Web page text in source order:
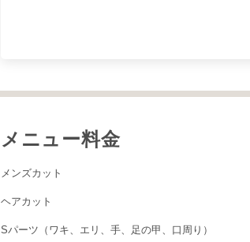
メニュー料金
メンズカット
ヘアカット
Sパーツ（ワキ、エリ、手、足の甲、口周り）